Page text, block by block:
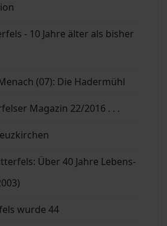
- 10 Jahre älter als bisher
(07): Die Hadermühl
Magazin 22/2016 . . .
Über 40 Jahre Lebens-
wurde 44